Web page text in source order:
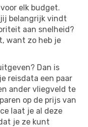
elk budget.
belangrijk vindt
aan snelheid?
want zo heb je
Dan is
reisdata een paar
ander vliegveld te
op de prijs van
laat je al deze
je ze kunt